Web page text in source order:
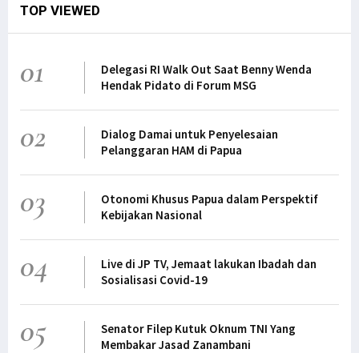
TOP VIEWED
01
Delegasi RI Walk Out Saat Benny Wenda
Hendak Pidato di Forum MSG
02
Dialog Damai untuk Penyelesaian
Pelanggaran HAM di Papua
03
Otonomi Khusus Papua dalam Perspektif
Kebijakan Nasional
04
Live di JP TV, Jemaat lakukan Ibadah dan
Sosialisasi Covid-19
05
Senator Filep Kutuk Oknum TNI Yang
Membakar Jasad Zanambani